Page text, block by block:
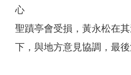
心
聖蹟亭會受損，黃永松在
下，與地方意見協調，最